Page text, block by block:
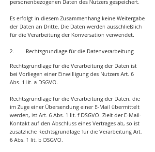
personenbezogenen Daten des Nutzers gespeichert.
Es erfolgt in diesem Zusammenhang keine Weitergabe
der Daten an Dritte. Die Daten werden ausschließlich
für die Verarbeitung der Konversation verwendet.
2. Rechtsgrundlage für die Datenverarbeitung
Rechtsgrundlage für die Verarbeitung der Daten ist
bei Vorliegen einer Einwilligung des Nutzers Art. 6
Abs. 1 lit. a DSGVO.
Rechtsgrundlage für die Verarbeitung der Daten, die
im Zuge einer Übersendung einer E-Mail übermittelt
werden, ist Art. 6 Abs. 1 lit. f DSGVO. Zielt der E-Mail-
Kontakt auf den Abschluss eines Vertrages ab, so ist
zusätzliche Rechtsgrundlage für die Verarbeitung Art.
6 Abs. 1 lit. b DSGVO.